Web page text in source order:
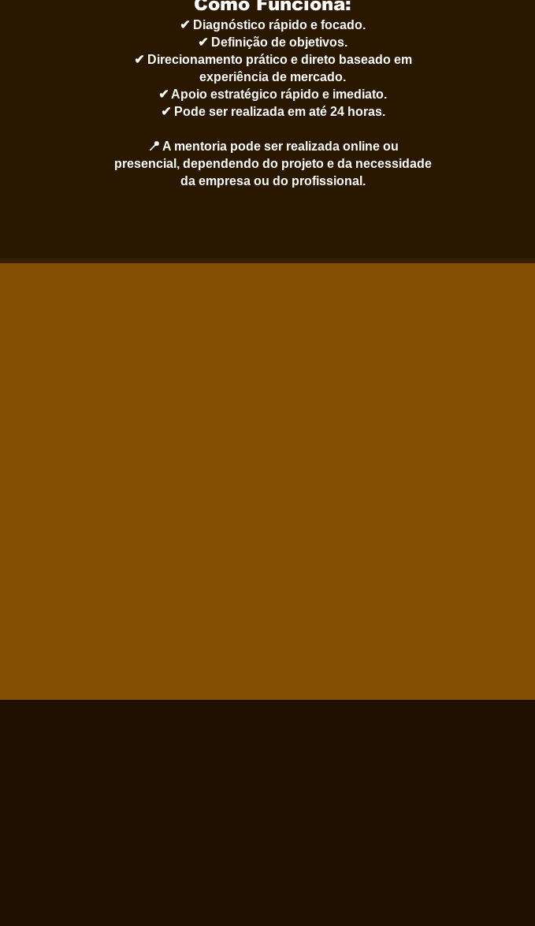
✔ Diagnóstico rápido e focado.
✔ Definição de objetivos.
✔ Direcionamento prático e direto baseado em
experiência de mercado.
✔ Apoio estratégico rápido e imediato.
✔ Pode ser realizada em até 24 horas.
📍 A mentoria pode ser realizada online ou
presencial, dependendo do projeto e da necessidade
da empresa ou do profissional.